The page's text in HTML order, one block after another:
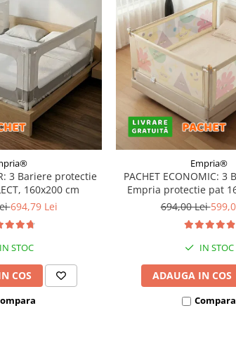
3 Bariere protectie
160x200 cm
694,79 Lei
IN STOC
COS
Empria®
PACHET ECONOMIC: 3
Empria protectie pat
bara
694,00 Lei
IN STOC
ADAUGA IN COS
Compara